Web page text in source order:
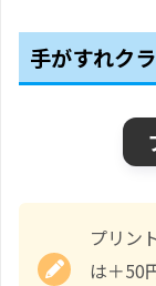
手がすれク
プリン
は＋50